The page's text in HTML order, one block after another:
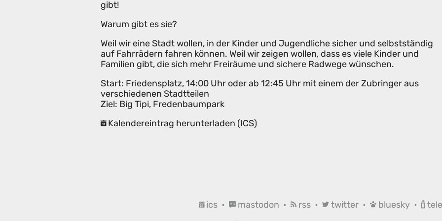
gibt!
Warum gibt es sie?
Weil wir eine Stadt wollen, in der Kinder und Jugendliche sicher und selbstständig
auf Fahrrädern fahren können. Weil wir zeigen wollen, dass es viele Kinder und
Familien gibt, die sich mehr Freiräume und sichere Radwege wünschen.
Start: Friedensplatz, 14:00 Uhr oder ab 12:45 Uhr mit einem der Zubringer aus
verschiedenen Stadtteilen
Ziel: Big Tipi, Fredenbaumpark
Kalendereintrag herunterladen (ICS)
ics • mastodon • rss • twitter • bluesky •